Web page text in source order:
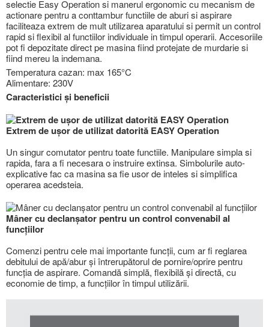
selectie Easy Operation si manerul ergonomic cu mecanism de
actionare pentru a conttambur functiile de aburi si aspirare
faciliteaza extrem de mult utilizarea aparatului si permit un control
rapid si flexibil al functiilor individuale in timpul operarii. Accesoriile
pot fi depozitate direct pe masina fiind protejate de murdarie si
fiind mereu la indemana.
Temperatura cazan: max 165°C
Alimentare: 230V
Caracteristici și beneficii
Extrem de ușor de utilizat datorită EASY Operation
Un singur comutator pentru toate functiile. Manipulare simpla si
rapida, fara a fi necesara o instruire extinsa. Simbolurile auto-
explicative fac ca masina sa fie usor de inteles si simplifica
operarea acedsteia.
Mâner cu declanșator pentru un control convenabil al
funcțiilor
Comenzi pentru cele mai importante funcții, cum ar fi reglarea
debitului de apă/abur și întrerupătorul de pornire/oprire pentru
funcția de aspirare. Comandă simplă, flexibilă și directă, cu
economie de timp, a funcțiilor în timpul utilizării.